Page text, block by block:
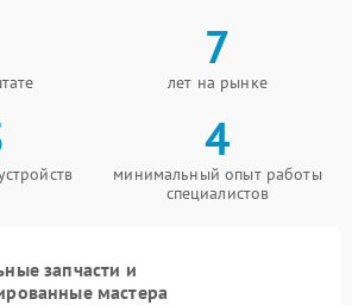
7
лет на рынке
4
минимальный опыт работы
специалистов
запчасти и
мастера